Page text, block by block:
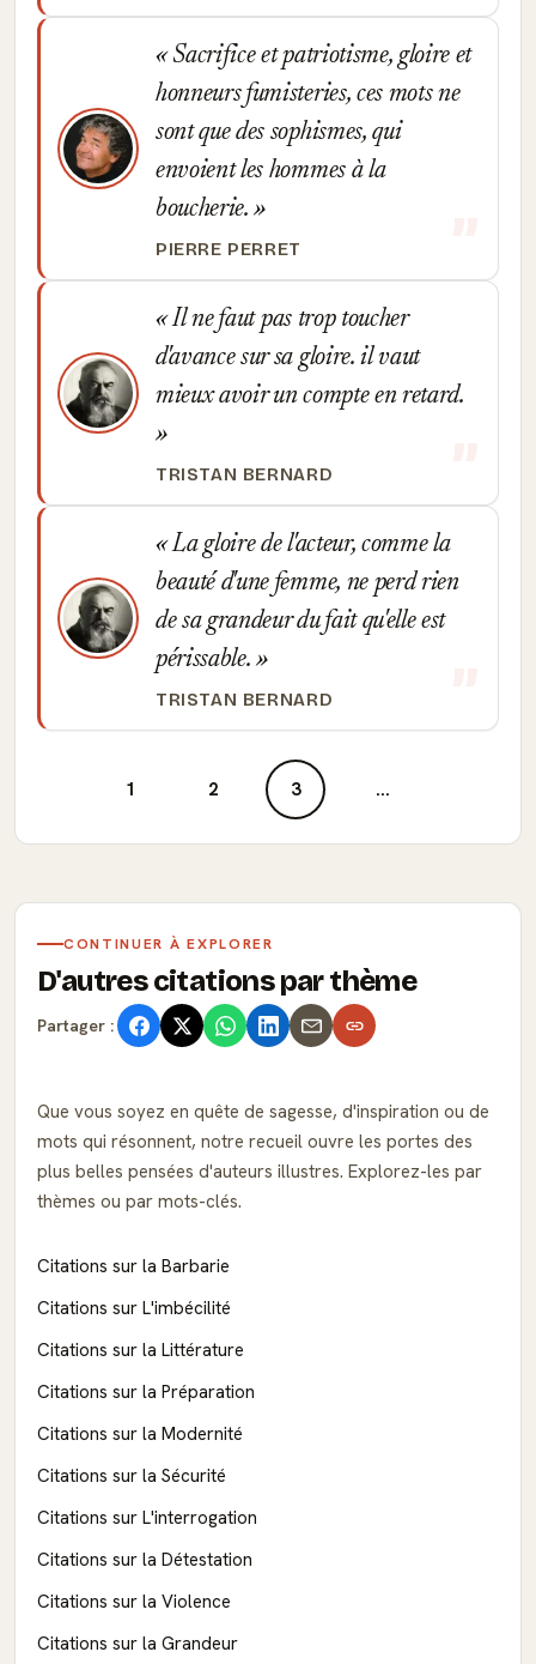
Sacrifice et patriotisme, gloire et
honneurs fumisteries, ces mots ne
sont que des sophismes, qui
envoient les hommes à la
boucherie.
PIERRE PERRET
Il ne faut pas trop toucher
d'avance sur sa gloire. il vaut
mieux avoir un compte en retard.
TRISTAN BERNARD
La gloire de l'acteur, comme la
beauté d'une femme, ne perd rien
de sa grandeur du fait qu'elle est
périssable.
TRISTAN BERNARD
1 2 3 ...
CONTINUER À EXPLORER
D'autres citations par thème
Partager :
Que vous soyez en quête de sagesse, d'inspiration ou de
mots qui résonnent, notre recueil ouvre les portes des
plus belles pensées d'auteurs illustres. Explorez-les par
thèmes ou par mots-clés.
Citations sur la Barbarie
Citations sur L'imbécilité
Citations sur la Littérature
Citations sur la Préparation
Citations sur la Modernité
Citations sur la Sécurité
Citations sur L'interrogation
Citations sur la Détestation
Citations sur la Violence
Citations sur la Grandeur